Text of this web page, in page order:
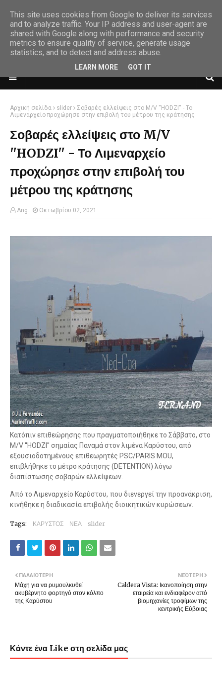
Αρχική σελίδα slider
Σοβαρές ελλείψεις στο M/V ''HODZI'' - Το
Λιμεναρχείο προχώρησε στην επιβολή του μέτρου της κράτησης
Σοβαρές ελλείψεις στο M/V
''HODZI'' - Το Λιμεναρχείο
προχώρησε στην επιβολή του
μέτρου της κράτησης
Ang Οκτωβρίου 02, 2021
Κατόπιν επιθεώρησης που πραγματοποιήθηκε το Σάββατο, στο
M/V ''HODZI'' σημαίας Παναμά στον λιμένα Καρύστου, από
εξουσιοδοτημένους επιθεωρητές PSC/PARIS MOU,
επιβλήθηκε το μέτρο κράτησης (DETENTION) λόγω
διαπίστωσης σοβαρών ελλείψεων.
Από το Λιμεναρχείο Καρύστου, που διενεργεί την προανάκριση,
κινήθηκε η διαδικασία επιβολής διοικητικών κυρώσεων.
Tags: ΚΑΡΥΣΤΟΣ ΝΕΑ slider
ΝΕΌΤΕΡΗ
Caldera Vista: Ικανοποίηση στην
εταιρεία και ενδιαφέρον από
βιομηχανίες τροφίμων της
κεντρικής Εύβοιας
ΠΑΛΑΙΌΤΕΡΗ
Μάχη για να ρυμουλκυθεί
ακυβέρνητο φορτηγό στον κόλπο
της Καρύστου
Κάντε ένα Like στη σελίδα μας
This site uses cookies from Google to deliver its services
and to analyze traffic. Your IP address and user-agent are
shared with Google along with performance and security
metrics to ensure quality of service, generate usage
statistics, and to detect and address abuse.
LEARN MORE GOT IT